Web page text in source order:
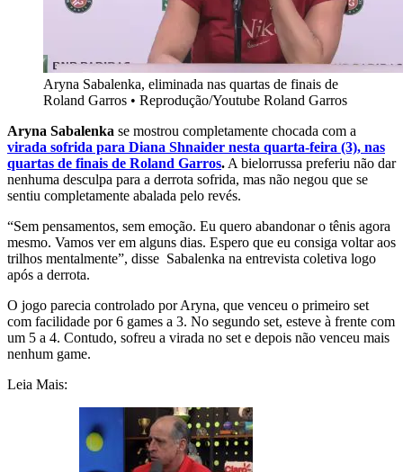
Aryna Sabalenka, eliminada nas quartas de finais de
Roland Garros • Reprodução/Youtube Roland Garros
Aryna Sabalenka se mostrou completamente chocada com a
virada sofrida para Diana Shnaider nesta quarta-feira (3), nas
quartas de finais de Roland Garros. A bielorrussa preferiu não dar
nenhuma desculpa para a derrota sofrida, mas não negou que se
sentiu completamente abalada pelo revés.
“Sem pensamentos, sem emoção. Eu quero abandonar o tênis agora
mesmo. Vamos ver em alguns dias. Espero que eu consiga voltar aos
trilhos mentalmente”, disse Sabalenka na entrevista coletiva logo
após a derrota.
O jogo parecia controlado por Aryna, que venceu o primeiro set
com facilidade por 6 games a 3. No segundo set, esteve à frente com
um 5 a 4. Contudo, sofreu a virada no set e depois não venceu mais
nenhum game.
Leia Mais: